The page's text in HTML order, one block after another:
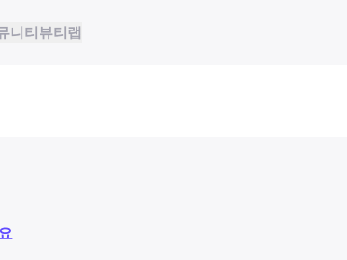
니티뷰티랩